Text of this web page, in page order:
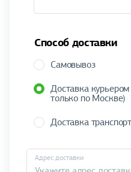
Способ доставки
Самовывоз
Доставка
только по Москве)
Доставка
Адрес доставки